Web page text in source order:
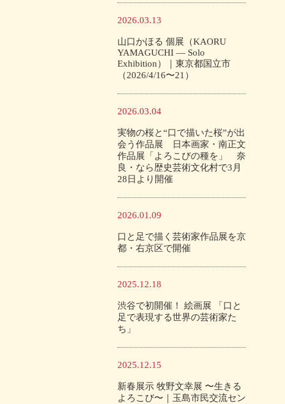
2026.03.13
山口かほる 個展（KAORU
YAMAGUCHI — Solo
Exhibition）｜東京都国立市
（2026/4/16〜21）
2026.03.04
実物の桜と“口で描いた桜”が出
会う作品展 日本画家・南正文
作品展「よろこびの種を」 奈
良・なら歴史芸術文化村で3月
28日より開催
2026.01.09
口と足で描く芸術家作品展を京
都・右京区で開催
2025.12.18
渋谷で初開催！ 絵画展 「口と
足で表現する世界の芸術家た
ち」
2025.12.15
新春展示 牧野文幸展 〜生きる
よろこび〜｜玉島市民交流セン